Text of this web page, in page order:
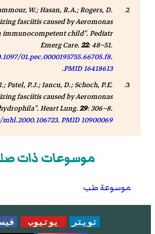
W.; Hasan, R.A.; Rogers, D.
fasciitis caused by Aeromonas
child".Pediatr
Emerg Care.22: 48–51.
01.pec.0000195755.66705.f8.
PMID16418613
.
Patel, P.J.; Iancu, D.; Schoch, P.E.
fasciitis caused by Aeromonas
Heart Lung.29: 306–8.
mhl.2000.106723.PMID10900069
موسوعات ذات
موسوعة طب
تويتر يوتيوب